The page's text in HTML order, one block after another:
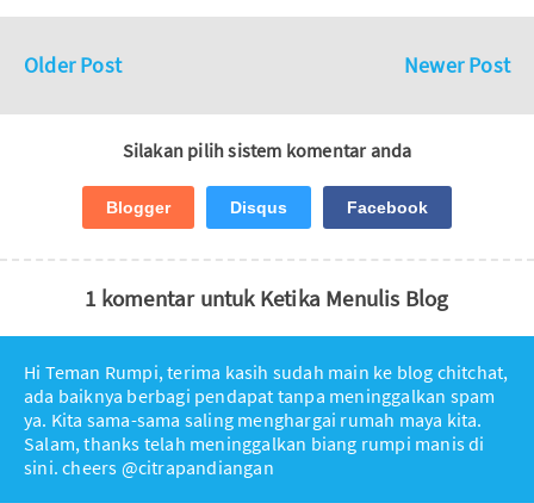
Newer Post
Older Post
Silakan pilih sistem komentar anda
Blogger Disqus Facebook
1 komentar untuk Ketika Menulis Blog
Hi Teman Rumpi, terima kasih sudah main ke blog chitchat,
ada baiknya berbagi pendapat tanpa meninggalkan spam
ya. Kita sama-sama saling menghargai rumah maya kita.
Salam, thanks telah meninggalkan biang rumpi manis di
sini. cheers @citrapandiangan